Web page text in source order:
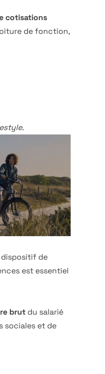
cotisations
de fonction,
.
de
est essentiel
brut du salarié
sociales et de